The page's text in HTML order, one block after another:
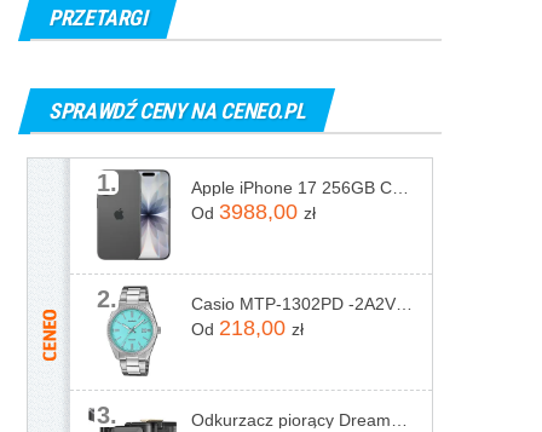
PRZETARGI
SPRAWDŹ CENY NA CENEO.PL
1.
Od 3988,00 zł
2.
Od 218,00 zł
3.